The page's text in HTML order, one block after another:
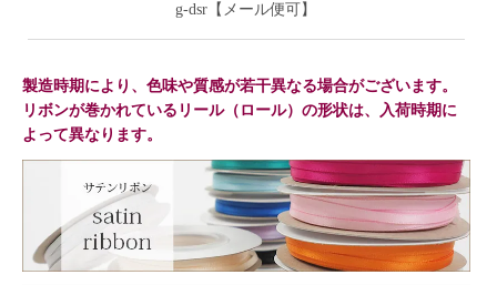
g-dsr【メール便可】
製造時期により、色味や質感が若干異なる場合がございます。
リボンが巻かれているリール（ロール）の形状は、入荷時期に
よって異なります。